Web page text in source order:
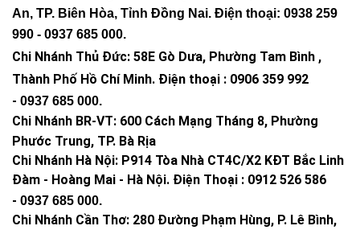
An, TP. Biên Hòa, Tỉnh Đồng Nai. Điện thoại: 0938 259
990 - 0937 685 000.
Chi Nhánh Thủ Đức: 58E Gò Dưa, Phường Tam Bình ,
Thành Phố Hồ Chí Minh. Điện thoại : 0906 359 992
- 0937 685 000.
Chi Nhánh BR-VT: 600 Cách Mạng Tháng 8, Phường
Phước Trung, TP. Bà Rịa
Chi Nhánh Hà Nội: P914 Tòa Nhà CT4C/X2 KĐT Bắc Linh
Đàm - Hoàng Mai - Hà Nội. Điện Thoại : 0912 526 586
- 0937 685 000.
Chi Nhánh Cần Thơ: 280 Đường Phạm Hùng, P. Lê Bình,